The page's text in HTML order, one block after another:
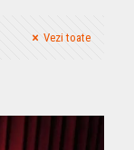
Vezi toate